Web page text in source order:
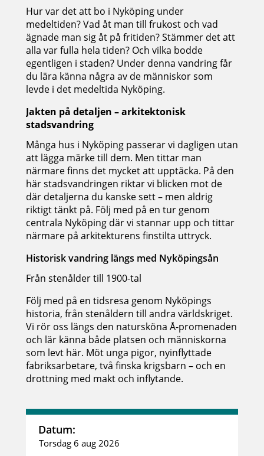
Hur var det att bo i Nyköping under
medeltiden? Vad åt man till frukost och vad
ägnade man sig åt på fritiden? Stämmer det att
alla var fulla hela tiden? Och vilka bodde
egentligen i staden? Under denna vandring får
du lära känna några av de människor som
levde i det medeltida Nyköping.
Jakten på detaljen – arkitektonisk
stadsvandring
Många hus i Nyköping passerar vi dagligen utan
att lägga märke till dem. Men tittar man
närmare finns det mycket att upptäcka. På den
här stadsvandringen riktar vi blicken mot de
där detaljerna du kanske sett – men aldrig
riktigt tänkt på. Följ med på en tur genom
centrala Nyköping där vi stannar upp och tittar
närmare på arkitekturens finstilta uttryck.
Historisk vandring längs med Nyköpingsån
Från stenålder till 1900-tal
Följ med på en tidsresa genom Nyköpings
historia, från stenåldern till andra världskriget.
Vi rör oss längs den natursköna Å-promenaden
och lär känna både platsen och människorna
som levt här. Möt unga pigor, nyinflyttade
fabriksarbetare, två finska krigsbarn – och en
drottning med makt och inflytande.
Datum:
Torsdag 6 aug 2026